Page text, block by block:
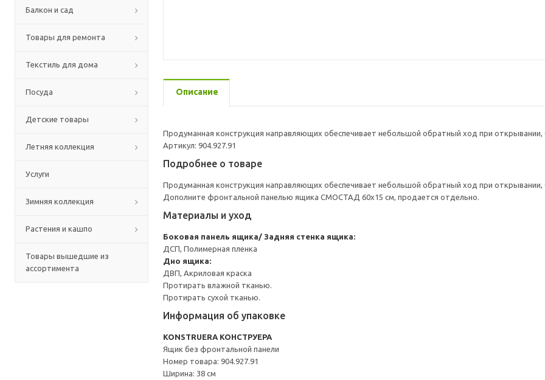
Балкон и сад
Товары для ремонта
Текстиль для дома
Посуда
Детские товары
Летняя коллекция
Услуги
Зимняя коллекция
Растения и кашпо
Товары вышедшие из
ассортимента
Описание
Продуманная конструкция направляющих обеспечивает небольшой обратный ход при открывании,
Артикул: 904.927.91
Подробнее о товаре
Продуманная конструкция направляющих обеспечивает небольшой обратный ход при открывании,
Дополните фронтальной панелью ящика СМОСТАД 60x15 см, продается отдельно.
Материалы и уход
Боковая панель ящика/ Задняя стенка ящика:
ДСП, Полимерная пленка
Дно ящика:
ДВП, Акриловая краска
Протирать влажной тканью.
Протирать сухой тканью.
Информация об упаковке
KONSTRUERA КОНСТРУЕРА
Ящик без фронтальной панели
Номер товара: 904.927.91
Ширина: 38 см